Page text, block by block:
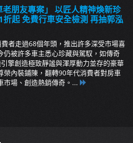
朋友專案」 以匠人精神煥新珍
起 免費行車安全檢測 再抽郭泓
者走過68個年頭，推出許多深受市場喜
仍被許多車主悉心珍藏與駕馭，如傳奇
擎創造極致靜謐與渾厚動力並存的豪華
榮內裝鋪陳，翻轉90年代消費者對房車
市場、創造熱銷傳奇。...